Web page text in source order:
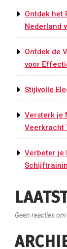
Ontdek het
Nederland
Ontdek de
voor
Stijlvolle
Versterk je
Veerkracht
Verbeter je
Geen reacties